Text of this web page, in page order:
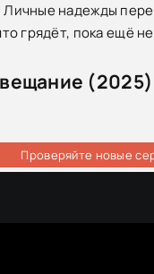
надежды
грядёт, пока ещё
(2025)
Проверяйте новые